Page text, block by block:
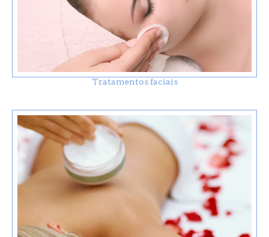
Tratamentos faciais